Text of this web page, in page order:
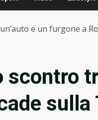
e un furgone a